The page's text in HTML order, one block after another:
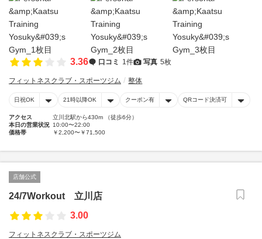
3.36 口コミ 1件 写真 5枚
フィットネスクラブ・スポーツジム 整体
日祝OK 21時以降OK クーポン有 QRコード決済可
アクセス
立川北駅から430m （徒歩6分）
本日の営業状況 10:00〜22:00
価格帯
￥2,200〜￥71,500
店舗公式
24/7Workout 立川店
3.00
フィットネスクラブ・スポーツジム